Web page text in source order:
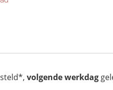
volgende werkdag